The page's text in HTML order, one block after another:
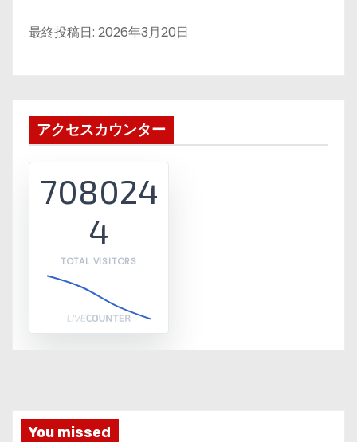
最終投稿日: 2026年3月20日
アクセスカウンター
708024
4
TOTAL VISITORS
You missed